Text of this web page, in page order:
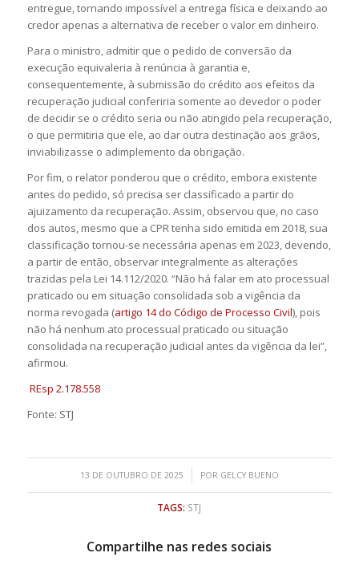
entregue, tornando impossível a entrega física e deixando ao
credor apenas a alternativa de receber o valor em dinheiro.
Para o ministro, admitir que o pedido de conversão da
execução equivaleria à renúncia à garantia e,
consequentemente, à submissão do crédito aos efeitos da
recuperação judicial conferiria somente ao devedor o poder
de decidir se o crédito seria ou não atingido pela recuperação,
o que permitiria que ele, ao dar outra destinação aos grãos,
inviabilizasse o adimplemento da obrigação.
Por fim, o relator ponderou que o crédito, embora existente
antes do pedido, só precisa ser classificado a partir do
ajuizamento da recuperação. Assim, observou que, no caso
dos autos, mesmo que a CPR tenha sido emitida em 2018, sua
classificação tornou-se necessária apenas em 2023, devendo,
a partir de então, observar integralmente as alterações
trazidas pela Lei 14.112/2020. “Não há falar em ato processual
praticado ou em situação consolidada sob a vigência da
norma revogada (artigo 14 do Código de Processo Civil), pois
não há nenhum ato processual praticado ou situação
consolidada na recuperação judicial antes da vigência da lei”,
afirmou.
REsp 2.178.558
Fonte: STJ
13 DE OUTUBRO DE 2025
/ POR GELCY BUENO
TAGS: STJ
Compartilhe nas redes sociais